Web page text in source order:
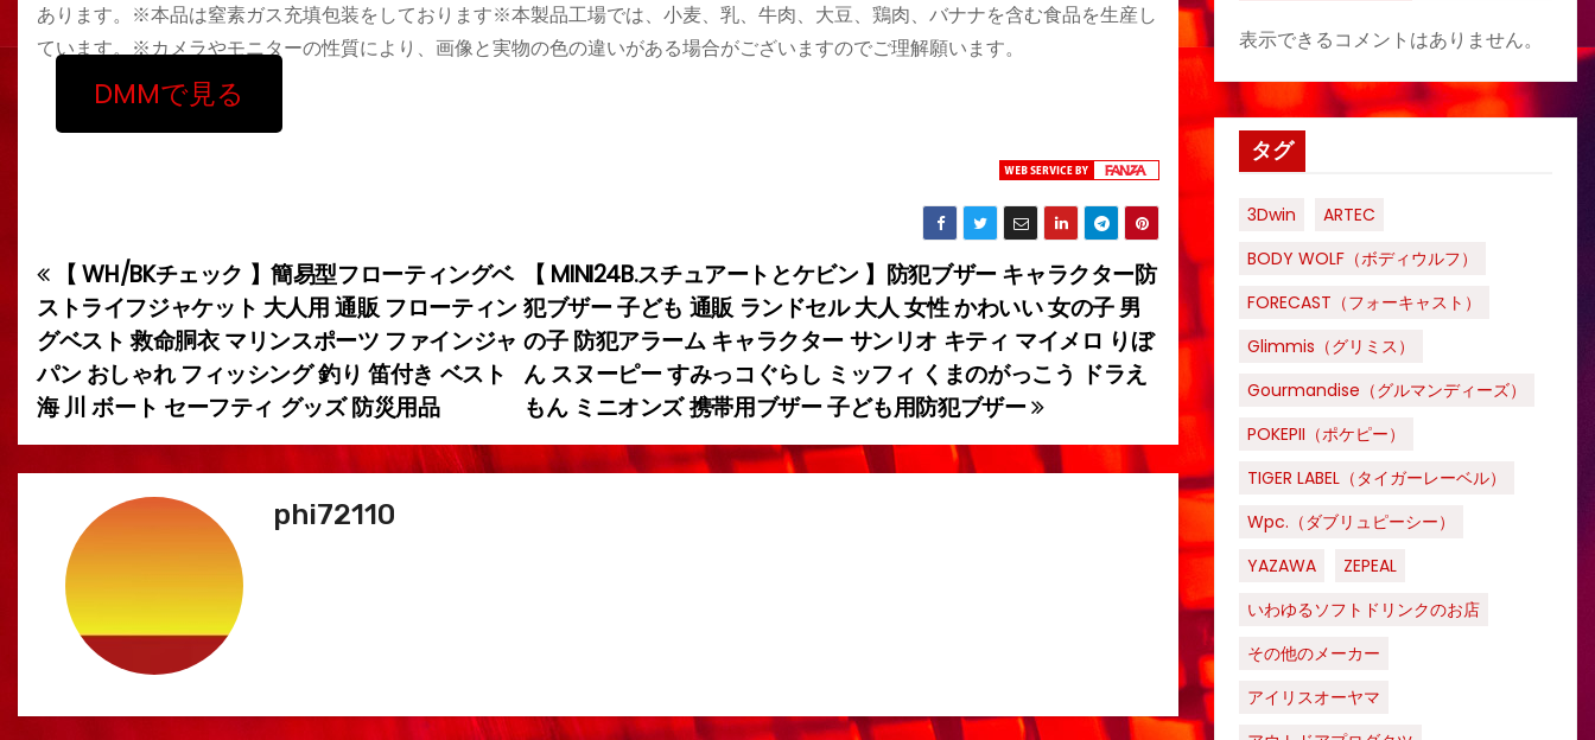
あります。※本品は窒素ガス充填包装をしております※本製品工場では、小麦、乳、牛肉、大豆、鶏肉、バナナを含む食品を生産し
ています。※カメラやモニターの性質により、画像と実物の色の違いがある場合がございますのでご理解願います。
DMMで見る
投
稿
ナ
ビ
ゲ
シ
ョ
【 MINI24B.スチュアートとケビン 】防犯ブザー キャラクター防
犯ブザー 子ども 通販 ランドセル 大人 女性 かわいい 女の子 男
の子 防犯アラーム キャラクター サンリオ キティ マイメロ りぼ
ん スヌーピー すみっコぐらし ミッフィ くまのがっこう ドラえ
もん ミニオンズ 携帯用ブザー 子ども用防犯ブザー
【 WH/BKチェック 】簡易型フローティングベ
ストライフジャケット 大人用 通販 フローティン
グベスト 救命胴衣 マリンスポーツ ファインジャ
パン おしゃれ フィッシング 釣り 笛付き ベスト
海 川 ボート セーフティ グッズ 防災用品
phi72110
表示できるコメントはありません。
タグ
3Dwin
ARTEC
BODY WOLF（ボディウルフ）
FORECAST（フォーキャスト）
Glimmis（グリミス）
Gourmandise（グルマンディーズ）
POKEPII（ポケピー）
TIGER LABEL（タイガーレーベル）
Wpc.（ダブリュピーシー）
YAZAWA
ZEPEAL
いわゆるソフトドリンクのお店
その他のメーカー
アイリスオーヤマ